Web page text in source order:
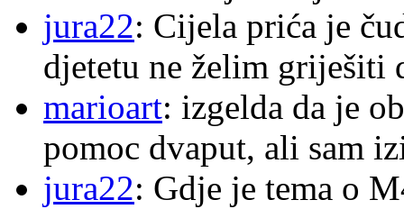
jura22: Cijela prića je
djetetu ne želim griješiti
marioart: izgelda da je
pomoc dvaput, ali sam
jura22: Gdje je tema o